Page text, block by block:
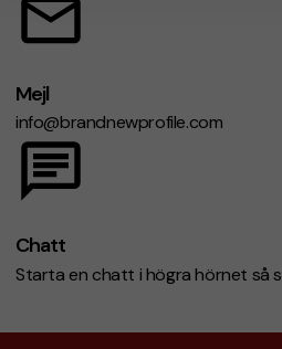
Mejl
info@brandnewprofile.com
Chatt
Starta en chatt i högra hörnet så